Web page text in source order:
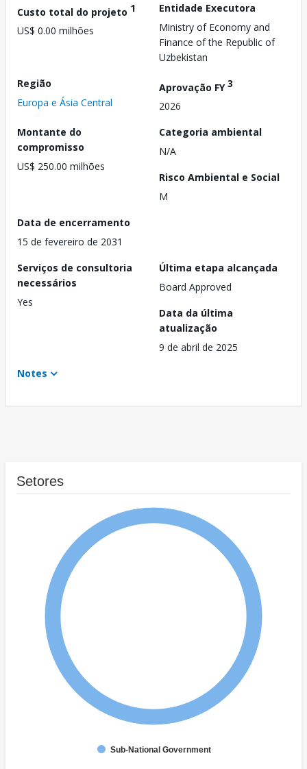
Custo total do projeto 1
US$ 0.00 milhões
Entidade Executora
Ministry of Economy and
Finance of the Republic of
Uzbekistan
Região
Europa e Ásia Central
Aprovação FY3
2026
Montante do
compromisso
US$ 250.00 milhões
Categoria ambiental
N/A
Risco Ambiental e Social
M
Data de encerramento
15 de fevereiro de 2031
Serviços de consultoria
necessários
Yes
Última etapa alcançada
Board Approved
Data da última
atualização
9 de abril de 2025
Notes
Setores
Sub-National Government